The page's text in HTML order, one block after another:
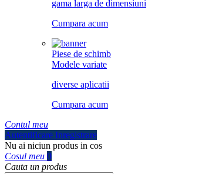
gama larga de dimensiuni
Cumpara acum
Piese de schimb
Modele variate
diverse aplicatii
Cumpara acum
Contul meu
Autentificare Inregistrare
Nu ai niciun produs in cos
Cosul meu 0
Cauta un produs